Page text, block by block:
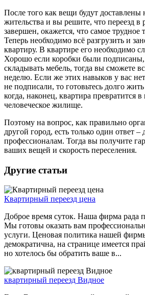
После того как вещи будут доставлены
жительства и вы решите, что переезд в
завершен, окажется, что самое трудное
Теперь необходимо всё разгрузить и
квартиру. В квартире его необходимо
Хорошо если коробки были
складывать мебель, тогда вы сможете
неделю. Если же этих навыков у вас
не подписали, то готовьтесь долго
когда, наконец, квартира превратится в
человеческое жилище.
Поэтому на вопрос, как правильно
другой город, есть только один ответ –
профессионалам. Тогда вы получите
ваших вещей и скорость переселения.
Другие статьи
Квартирный переезд цена
Доброе время суток. Наша фирма рада
Мы готовы оказать вам
услуги. Ценовая политика нашей
демократична, на странице имеется
но хотелось бы обратить ваше в...
квартирный переезд Видное